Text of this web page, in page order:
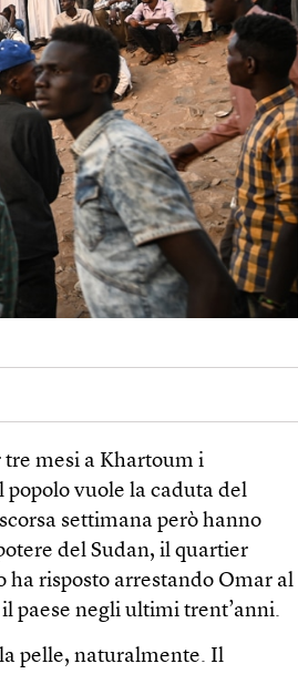
tre mesi a Khartoum i
vuole la caduta del
settimana però hanno
del Sudan, il quartier
ha risposto arrestando Omar al
paese negli ultimi trent’anni.
pelle, naturalmente. Il